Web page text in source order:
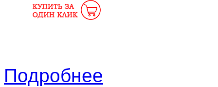
Подробнее